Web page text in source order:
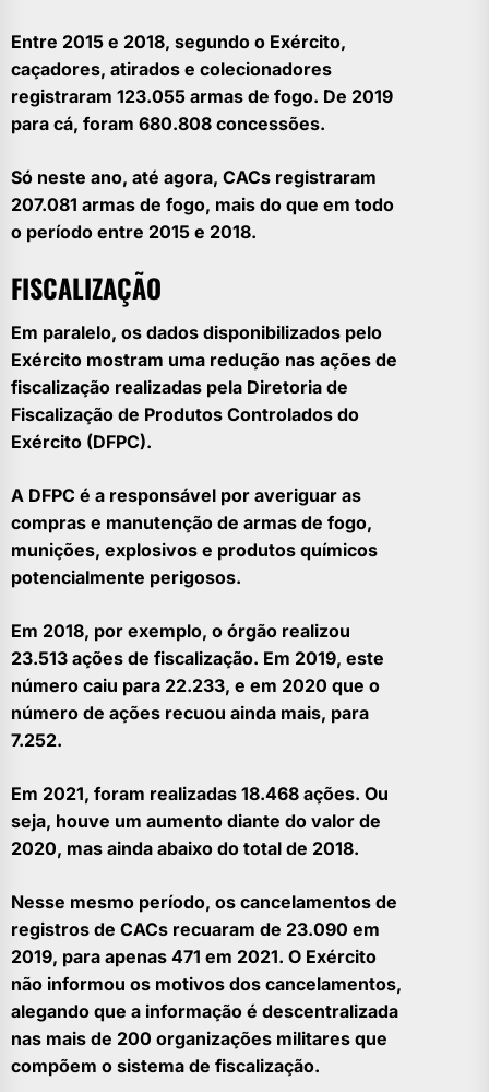
Entre 2015 e 2018, segundo o Exército,
caçadores, atirados e colecionadores
registraram 123.055 armas de fogo. De 2019
para cá, foram 680.808 concessões.
Só neste ano, até agora, CACs registraram
207.081 armas de fogo, mais do que em todo
o período entre 2015 e 2018.
FISCALIZAÇÃO
Em paralelo, os dados disponibilizados pelo
Exército mostram uma redução nas ações de
fiscalização realizadas pela Diretoria de
Fiscalização de Produtos Controlados do
Exército (DFPC).
A DFPC é a responsável por averiguar as
compras e manutenção de armas de fogo,
munições, explosivos e produtos químicos
potencialmente perigosos.
Em 2018, por exemplo, o órgão realizou
23.513 ações de fiscalização. Em 2019, este
número caiu para 22.233, e em 2020 que o
número de ações recuou ainda mais, para
7.252.
Em 2021, foram realizadas 18.468 ações. Ou
seja, houve um aumento diante do valor de
2020, mas ainda abaixo do total de 2018.
Nesse mesmo período, os cancelamentos de
registros de CACs recuaram de 23.090 em
2019, para apenas 471 em 2021. O Exército
não informou os motivos dos cancelamentos,
alegando que a informação é descentralizada
nas mais de 200 organizações militares que
compõem o sistema de fiscalização.